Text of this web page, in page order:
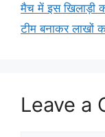
मैच में इस खिलाड़ी
टीम बनाकर लाखों
Leave a